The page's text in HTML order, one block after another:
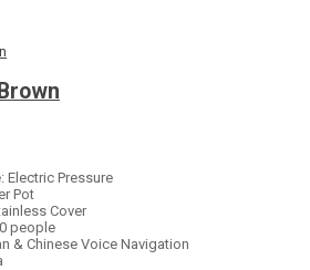
Electric Pressure
Pot
Cover
people
& Chinese Voice Navigation